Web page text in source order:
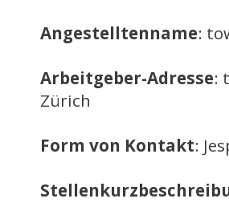
Angestelltenname:
Arbeitgeber-Adresse:
Zürich
Form von Kontakt: